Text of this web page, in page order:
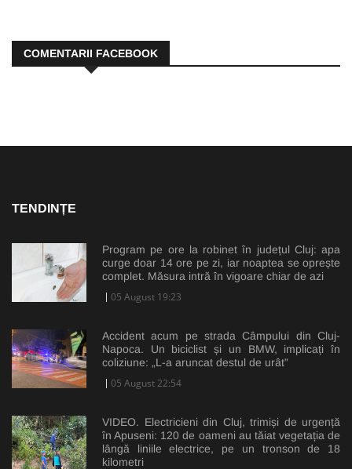
COMENTARII FACEBOOK
TENDINȚE
Program pe ore la robinet în județul Cluj: apa
curge doar 14 ore pe zi, iar noaptea se oprește
complet. Măsura intră în vigoare chiar de azi
05 August 19:23
Accident acum pe strada Câmpului din Cluj-
Napoca. Un biciclist și un BMW, implicați în
coliziune: „L-a aruncat destul de urât”
05 August 22:54
VIDEO. Electricieni din Cluj, trimiși de urgență
în Apuseni: 120 de oameni au tăiat vegetația de
lângă liniile electrice, pe un tronson de 18
kilometri